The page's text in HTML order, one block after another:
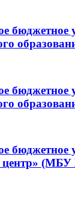
бюджетное
бюджетное
бюджетное
центр»